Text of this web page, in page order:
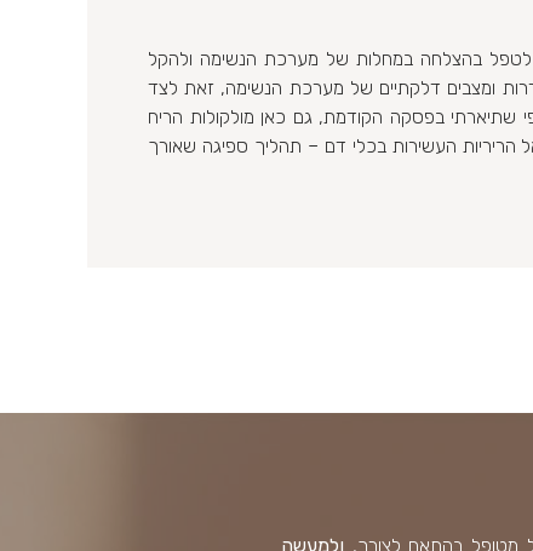
לטפל בהצלחה במחלות של מערכת הנשימה ולהקל
ומצבים דלקתיים של מערכת הנשימה, זאת לצד
שתיארתי בפסקה הקודמת, גם כאן מולקולות הריח
העשירות בכלי דם – תהליך ספיגה שאורך
מטופל בהתאם לצורך, ולמעשה